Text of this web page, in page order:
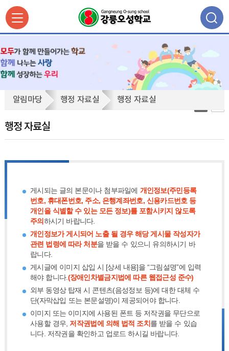
자
료
알림마당 행정 자료실 행정 자료실
행정 자료실
게시되는 글의 본문이나 첨부파일에 개인정보(주민등록
번호, 휴대폰번호, 주소, 은행계좌번호, 신용카드번호 등
개인을 식별할 수 있는 모든 정보)를 포함시키지 않도록
주의하시기 바랍니다.
개인정보가 게시되어 노출 될 경우 해당 게시물 작성자가
관련 법령에 따라 처분을 받을 수 있으니 유의하시기 바
랍니다.
게시글에 이미지 삽입 시 [상세 내용]을 “그림설명”에 입력
해야 합니다.(장애인차별금지법에 따른 웹접근성 준수)
외부 동영상 탑재 시 콘텐츠(음성정보 등)에 대한 대체 수
단(자막삽입 또는 본문설명)이 제공되어야 합니다.
이미지 또는 이미지에 사용된 폰트 등 저작권을 무단으로
사용할 경우, 저작권법에 의해 법적 조치 를 받을 수 있습
니다. 저작권을 확인하고 업로드 하시길 바랍니다.